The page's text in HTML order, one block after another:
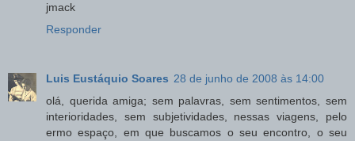
jmack
Responder
Luis Eustáquio Soares 28 de junho de 2008 às 14:00
olá, querida amiga; sem palavras, sem sentimentos, sem
interioridades, sem subjetividades, nessas viagens, pelo
ermo espaço, em que buscamos o seu encontro, o seu